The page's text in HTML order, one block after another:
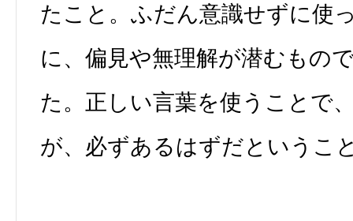
たこと。ふだん意識せずに使
に、偏見や無理解が潜むもの
た。正しい言葉を使うことで
が、必ずあるはずだというこ